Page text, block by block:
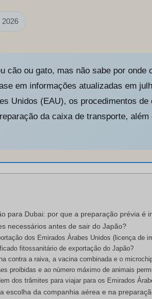
2026
cão ou gato, mas não sabe por
em informações atualizadas em
Unidos (EAU), os procedimentos
da caixa de transporte,
para Dubai: por que a preparação prévia é
necessários antes de sair do Japão?
dos Emirados Árabes Unidos (licença de
fitossanitário de exportação do Japão?
contra a raiva, a vacina combinada e o
proibidas e ao número máximo de animais
dos trâmites para viajar para os Emirados
escolha da companhia aérea e na